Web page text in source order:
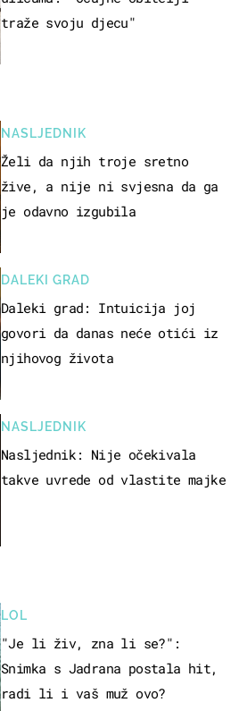
traže svoju djecu"
LOL
"Je li živ, zna li se?":
Snimka s Jadrana postala hit,
radi li i vaš muž ovo?
NASLJEDNIK
Želi da njih troje sretno
žive, a nije ni svjesna da ga
je odavno izgubila
DALEKI GRAD
Daleki grad: Intuicija joj
govori da danas neće otići iz
njihovog života
NASLJEDNIK
Nasljednik: Nije očekivala
takve uvrede od vlastite majke